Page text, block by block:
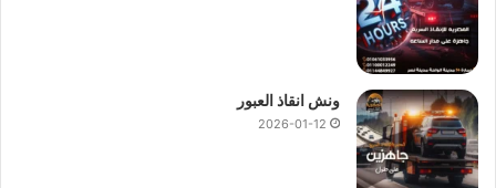
ونش انقاذ العبور
2026-01-12